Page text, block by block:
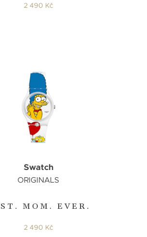
2 490 Kč
MOM. EVER.
Swatch
ORIGINALS
2 490 Kč